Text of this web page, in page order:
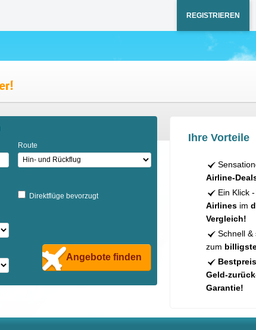
REGISTRIEREN
Route
Direktflüge bevorzugt
Angebote finden
Ihre Vorteile
Airline-
Ein Klick -
Airlinesim
Vergleich!
Schnell &
zum
Geld-
Garantie!